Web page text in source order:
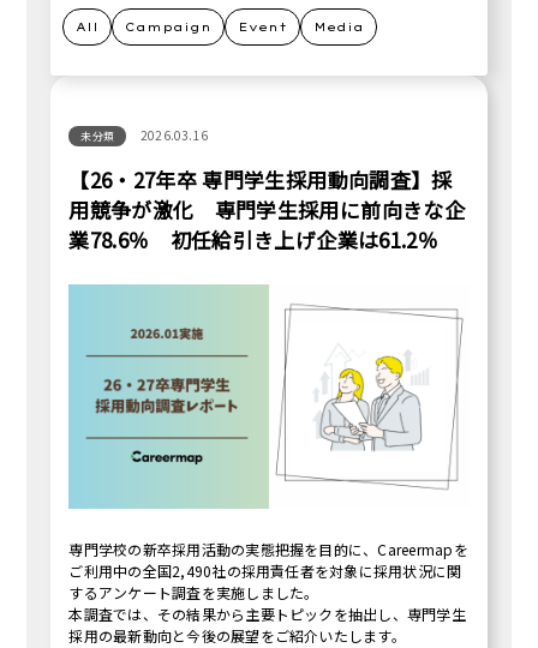
未分類 2026.03.16
【26・27年卒 専門学生採用動向調査】採
用競争が激化 専門学生採用に前向きな企
業78.6％ 初任給引き上げ企業は61.2％
専門学校の新卒採用活動の実態把握を目的に、Careermapを
ご利用中の全国2,490社の採用責任者を対象に採用状況に関
するアンケート調査を実施しました。
本調査では、その結果から主要トピックを抽出し、専門学生
採用の最新動向と今後の展望をご紹介いたします。
All Campaign Event Media